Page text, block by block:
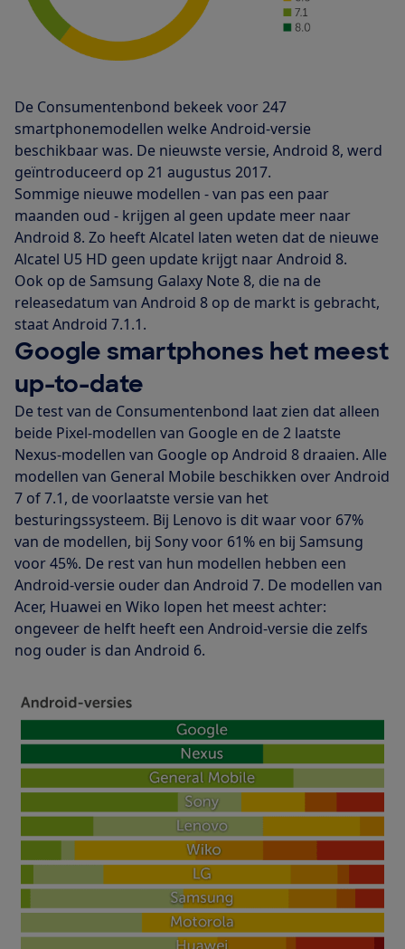
De Consumentenbond bekeek voor 247
smartphonemodellen welke Android-versie
beschikbaar was. De nieuwste versie, Android 8, werd
geïntroduceerd op 21 augustus 2017.
Sommige nieuwe modellen - van pas een paar
maanden oud - krijgen al geen update meer naar
Android 8. Zo heeft Alcatel laten weten dat de nieuwe
Alcatel U5 HD geen update krijgt naar Android 8.
Ook op de Samsung Galaxy Note 8, die na de
releasedatum van Android 8 op de markt is gebracht,
staat Android 7.1.1.
Google smartphones het meest
up-to-date
De test van de Consumentenbond laat zien dat alleen
beide Pixel-modellen van Google en de 2 laatste
Nexus-modellen van Google op Android 8 draaien. Alle
modellen van General Mobile beschikken over Android
7 of 7.1, de voorlaatste versie van het
besturingssysteem. Bij Lenovo is dit waar voor 67%
van de modellen, bij Sony voor 61% en bij Samsung
voor 45%. De rest van hun modellen hebben een
Android-versie ouder dan Android 7. De modellen van
Acer, Huawei en Wiko lopen het meest achter:
ongeveer de helft heeft een Android-versie die zelfs
nog ouder is dan Android 6.